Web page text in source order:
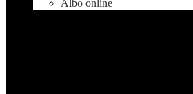
Albo online